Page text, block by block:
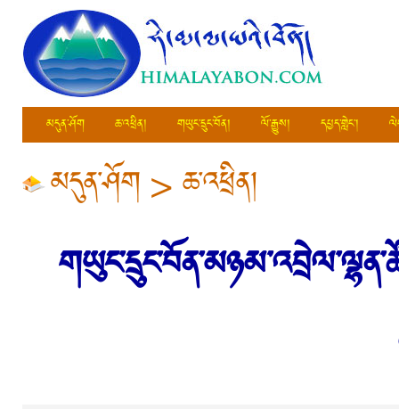
མདུན་ཤོག ཆ་འཕྲིན། གཡུང་དྲུང་བོན། ལོ་རྒྱུས། དཔྱད་གླེང་།
མདུན་ཤོག >ཆ་འཕྲིན།